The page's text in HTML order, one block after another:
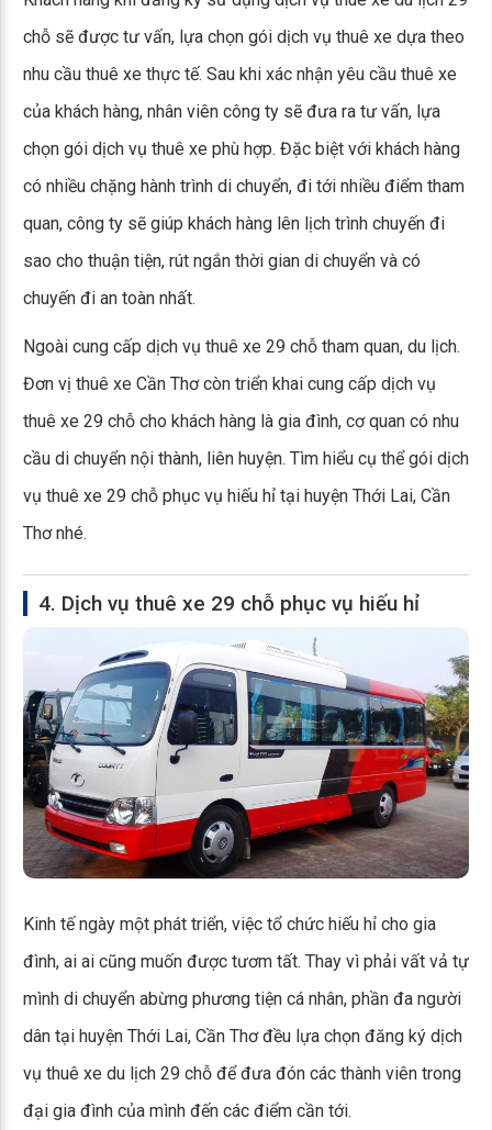
chỗ sẽ được tư vấn, lựa chọn gói dịch vụ thuê xe dựa theo
nhu cầu thuê xe thực tế. Sau khi xác nhận yêu cầu thuê xe
của khách hàng, nhân viên công ty sẽ đưa ra tư vấn, lựa
chọn gói dịch vụ thuê xe phù hợp. Đặc biệt với khách hàng
có nhiều chặng hành trình di chuyển, đi tới nhiều điểm tham
quan, công ty sẽ giúp khách hàng lên lịch trình chuyến đi
sao cho thuận tiện, rút ngắn thời gian di chuyển và có
chuyến đi an toàn nhất.
Ngoài cung cấp dịch vụ thuê xe 29 chỗ tham quan, du lịch.
Đơn vị thuê xe Cần Thơ còn triển khai cung cấp dịch vụ
thuê xe 29 chỗ cho khách hàng là gia đình, cơ quan có nhu
cầu di chuyển nội thành, liên huyện. Tìm hiểu cụ thể gói dịch
vụ thuê xe 29 chỗ phục vụ hiếu hỉ tại huyện Thới Lai, Cần
Thơ nhé.
4. Dịch vụ thuê xe 29 chỗ phục vụ hiếu hỉ
Kinh tế ngày một phát triển, việc tổ chức hiếu hỉ cho gia
đình, ai ai cũng muốn được tươm tất. Thay vì phải vất vả tự
mình di chuyển abừng phương tiện cá nhân, phần đa người
dân tại huyện Thới Lai, Cần Thơ đều lựa chọn đăng ký dịch
vụ thuê xe du lịch 29 chỗ để đưa đón các thành viên trong
đại gia đình của mình đến các điểm cần tới.